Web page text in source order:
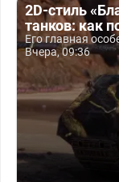
2D-стиль
танков: как
Его главная
Вчера, 09:36